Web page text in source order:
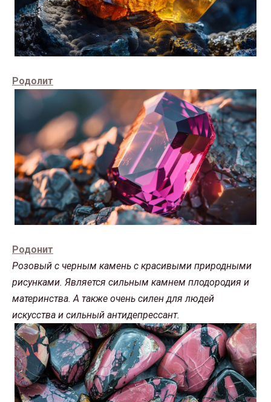
Родолит
Родонит
Розовый с черным камень с красивыми природными
рисунками. Является сильным камнем плодородия и
материнства. А также очень силен для людей
искусства и сильный антидепрессант.